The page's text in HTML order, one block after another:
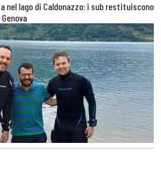
nel lago di Caldonazzo: i sub restituiscono